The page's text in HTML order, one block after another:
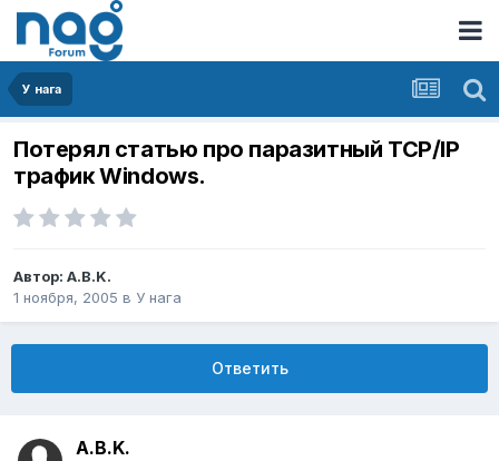
У нага
Потерял статью про паразитный TCP/IP
трафик Windows.
Автор: A.B.K.
1 ноября, 2005 в У нага
Ответить
A.B.K.